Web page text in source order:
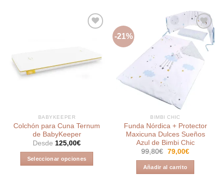
Añadir
a la
BABYKEEPER
Colchón para Cuna Ternum
de BabyKeeper
Desde 125,00€
Seleccionar opciones
-21%
Añadir
lista de
BIMBI CHIC
Funda Nórdica + Protector
Maxicuna Dulces Sueños
Azul de Bimbi Chic
99,80€ El
original
era:
79,00€El
Añadir al carrito